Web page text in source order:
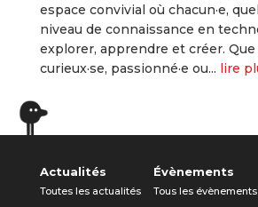
espace convivial où chacun·e,
niveau de connaissance en
explorer, apprendre et créer. Que
curieux·se, passionné·e ou... lire
Actualités
Toutes les actualités
Évènements
Tous les évènements